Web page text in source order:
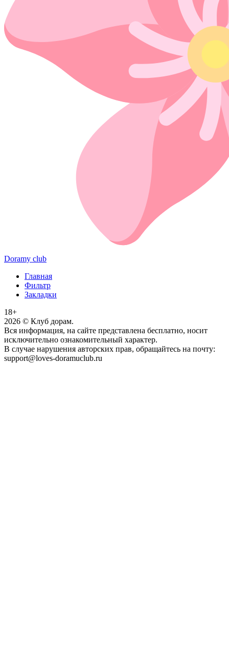
Doramy club
Главная
Фильтр
Закладки
18+
2026 © Клуб дорам.
Вся информация, на сайте представлена бесплатно, носит
исключительно ознакомительный характер.
В случае нарушения авторских прав, обращайтесь на почту:
support@loves-doramuclub.ru